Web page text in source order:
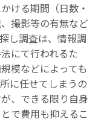
ける期間（日数・
撮影等の有無など
し調査は、情報調
にて行われるた
模などによっても
に任せてしまうの
、できる限り自身
で費用も抑えるこ